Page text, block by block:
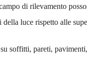
di rilevamento
luce rispetto alle
soffitti, pareti,